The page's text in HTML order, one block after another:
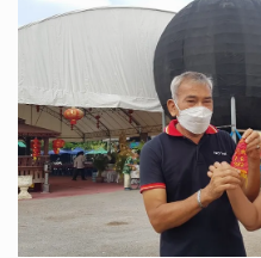
หวยหุ้นสิงคโปร์
หวยหุ้นเยอรมัน
หวยหุ้นอังกฤษ